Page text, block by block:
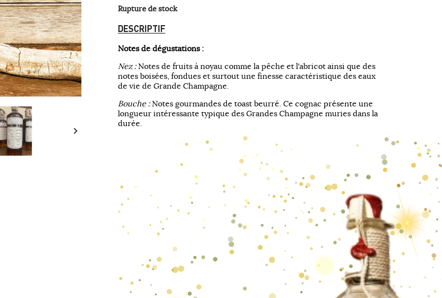

Rupture de stock
DESCRIPTIF
Notes de dégustations :
Nez :Notes de fruits à noyau comme la pêche et l'abricot ainsi que des
notes boisées, fondues et surtout une finesse caractéristique des eaux
de vie de Grande Champagne.
Bouche :Notes gourmandes de toast beurré. Ce cognac présente une
longueur intéressante typique des Grandes Champagne muries dans la
durée.